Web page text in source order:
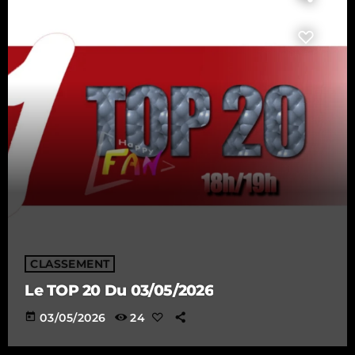
CLASSEMENT
Le TOP 20 Du 03/05/2026
today 03/05/2026 24